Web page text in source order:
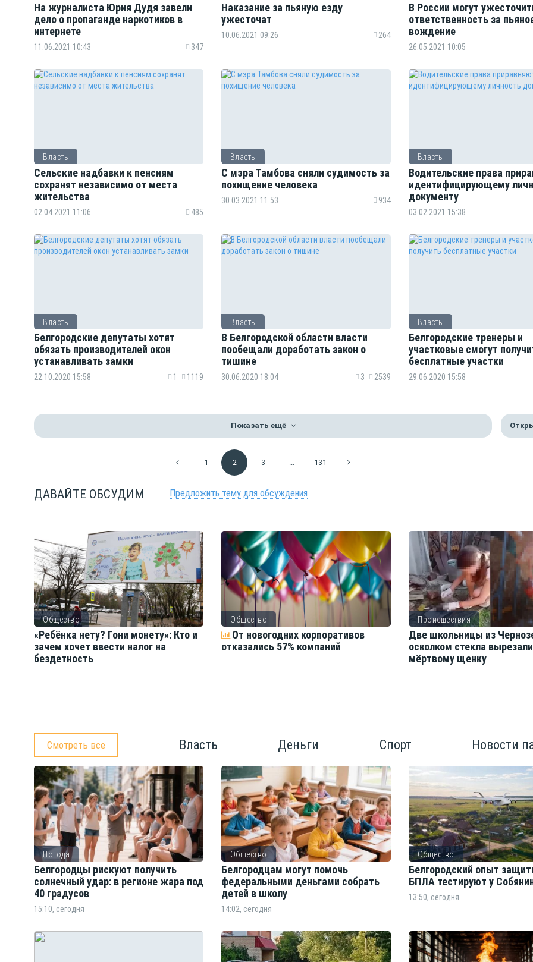
На журналиста Юрия Дудя завели
дело о пропаганде наркотиков в
интернете
11.06.2021 10:43 347
Наказание за пьяную езду
ужесточат
10.06.2021 09:26 264
В России могут
ответственность за
вождение
26.05.2021 10:05
Власть
Сельские надбавки к пенсиям
сохранят независимо от места
жительства
02.04.2021 11:06 485
Власть
С мэра Тамбова сняли судимость за
похищение человека
30.03.2021 11:53 934
Власть
Водительские права
идентифицирующему
документу
03.02.2021 15:38
Власть
Белгородские депутаты хотят
обязать производителей окон
устанавливать замки
22.10.2020 15:58 1 1119
Власть
В Белгородской области власти
пообещали доработать закон о
тишине
30.06.2020 18:04 3 2539
Власть
Белгородские тренеры и
участковые смогут
бесплатные участки
29.06.2020 15:58
Показать ещё
1 2 3 ... 131
ДАВАЙТЕ ОБСУДИМ Предложить тему для обсуждения
Общество
«Ребёнка нету? Гони монету»: Кто и
зачем хочет ввести налог на
бездетность
Общество
От новогодних корпоративов
отказались 57% компаний
Происшествия
Две школьницы из
осколком стекла
мёртвому щенку
Смотреть все Власть Деньги Спорт Новости
Погода
Белгородцы рискуют получить
солнечный удар: в регионе жара под
40 градусов
15:10, сегодня
Общество
Белгородцам могут помочь
федеральными деньгами собрать
детей в школу
14:02, сегодня
Общество
Белгородский опыт
БПЛА тестируют у
13:50, сегодня